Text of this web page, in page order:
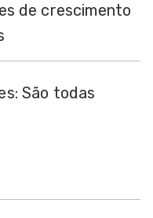
de crescimento
São todas